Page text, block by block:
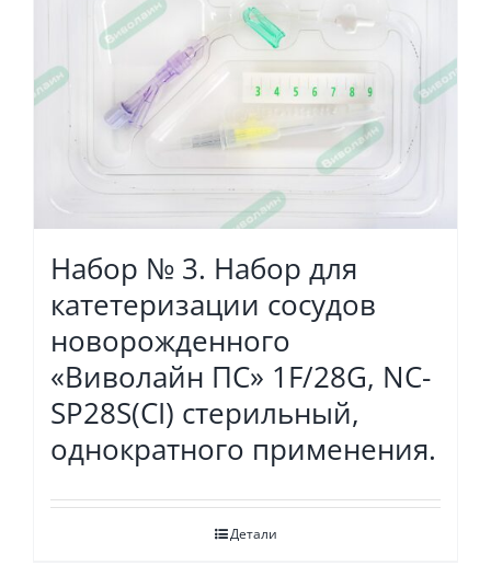
Набор № 3. Набор для
катетеризации сосудов
новорожденного
«Виволайн ПС» 1F/28G, NC-
SP28S(СI) стерильный,
однократного применения.
Детали